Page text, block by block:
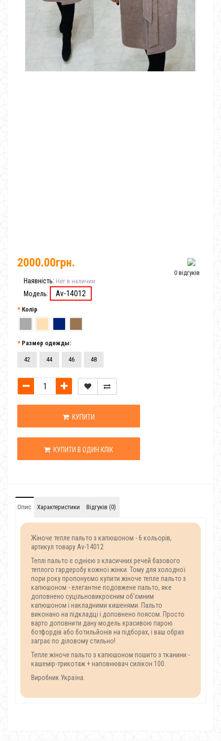
0 відгуків
2000.00грн.
Наявність: Нет в наличии
Модель: Av-14012
Колір
Размер одежды:
42 44 46 48
КУПИТИ
КУПИТИ В ОДИН КЛІК
Опис Характеристики Відгуків (0)
Жіноче тепле пальто з капюшоном - 6 кольорів,
артикул товару Av-14012
Теплі пальто є однією з класичних речей базового
теплого гардеробу кожної жінки. Тому для холодної
пори року пропонуємо купити жіноче тепле пальто з
капюшоном - елегантне подовжене пальто, яке
доповнено суцільновикроєним об'ємним
капюшоном і накладними кишенями. Пальто
виконано на підкладці і доповнено поясом. Просто
варто доповнити дану модель красивою парою
ботфордів або ботильйонів на підборах, і ваш образ
заграє по діловому стильно!
Тепле жіноче пальто з капюшоном пошито з тканини -
кашемір-трикотаж + наповнювач силікон 100.
Виробник Україна.